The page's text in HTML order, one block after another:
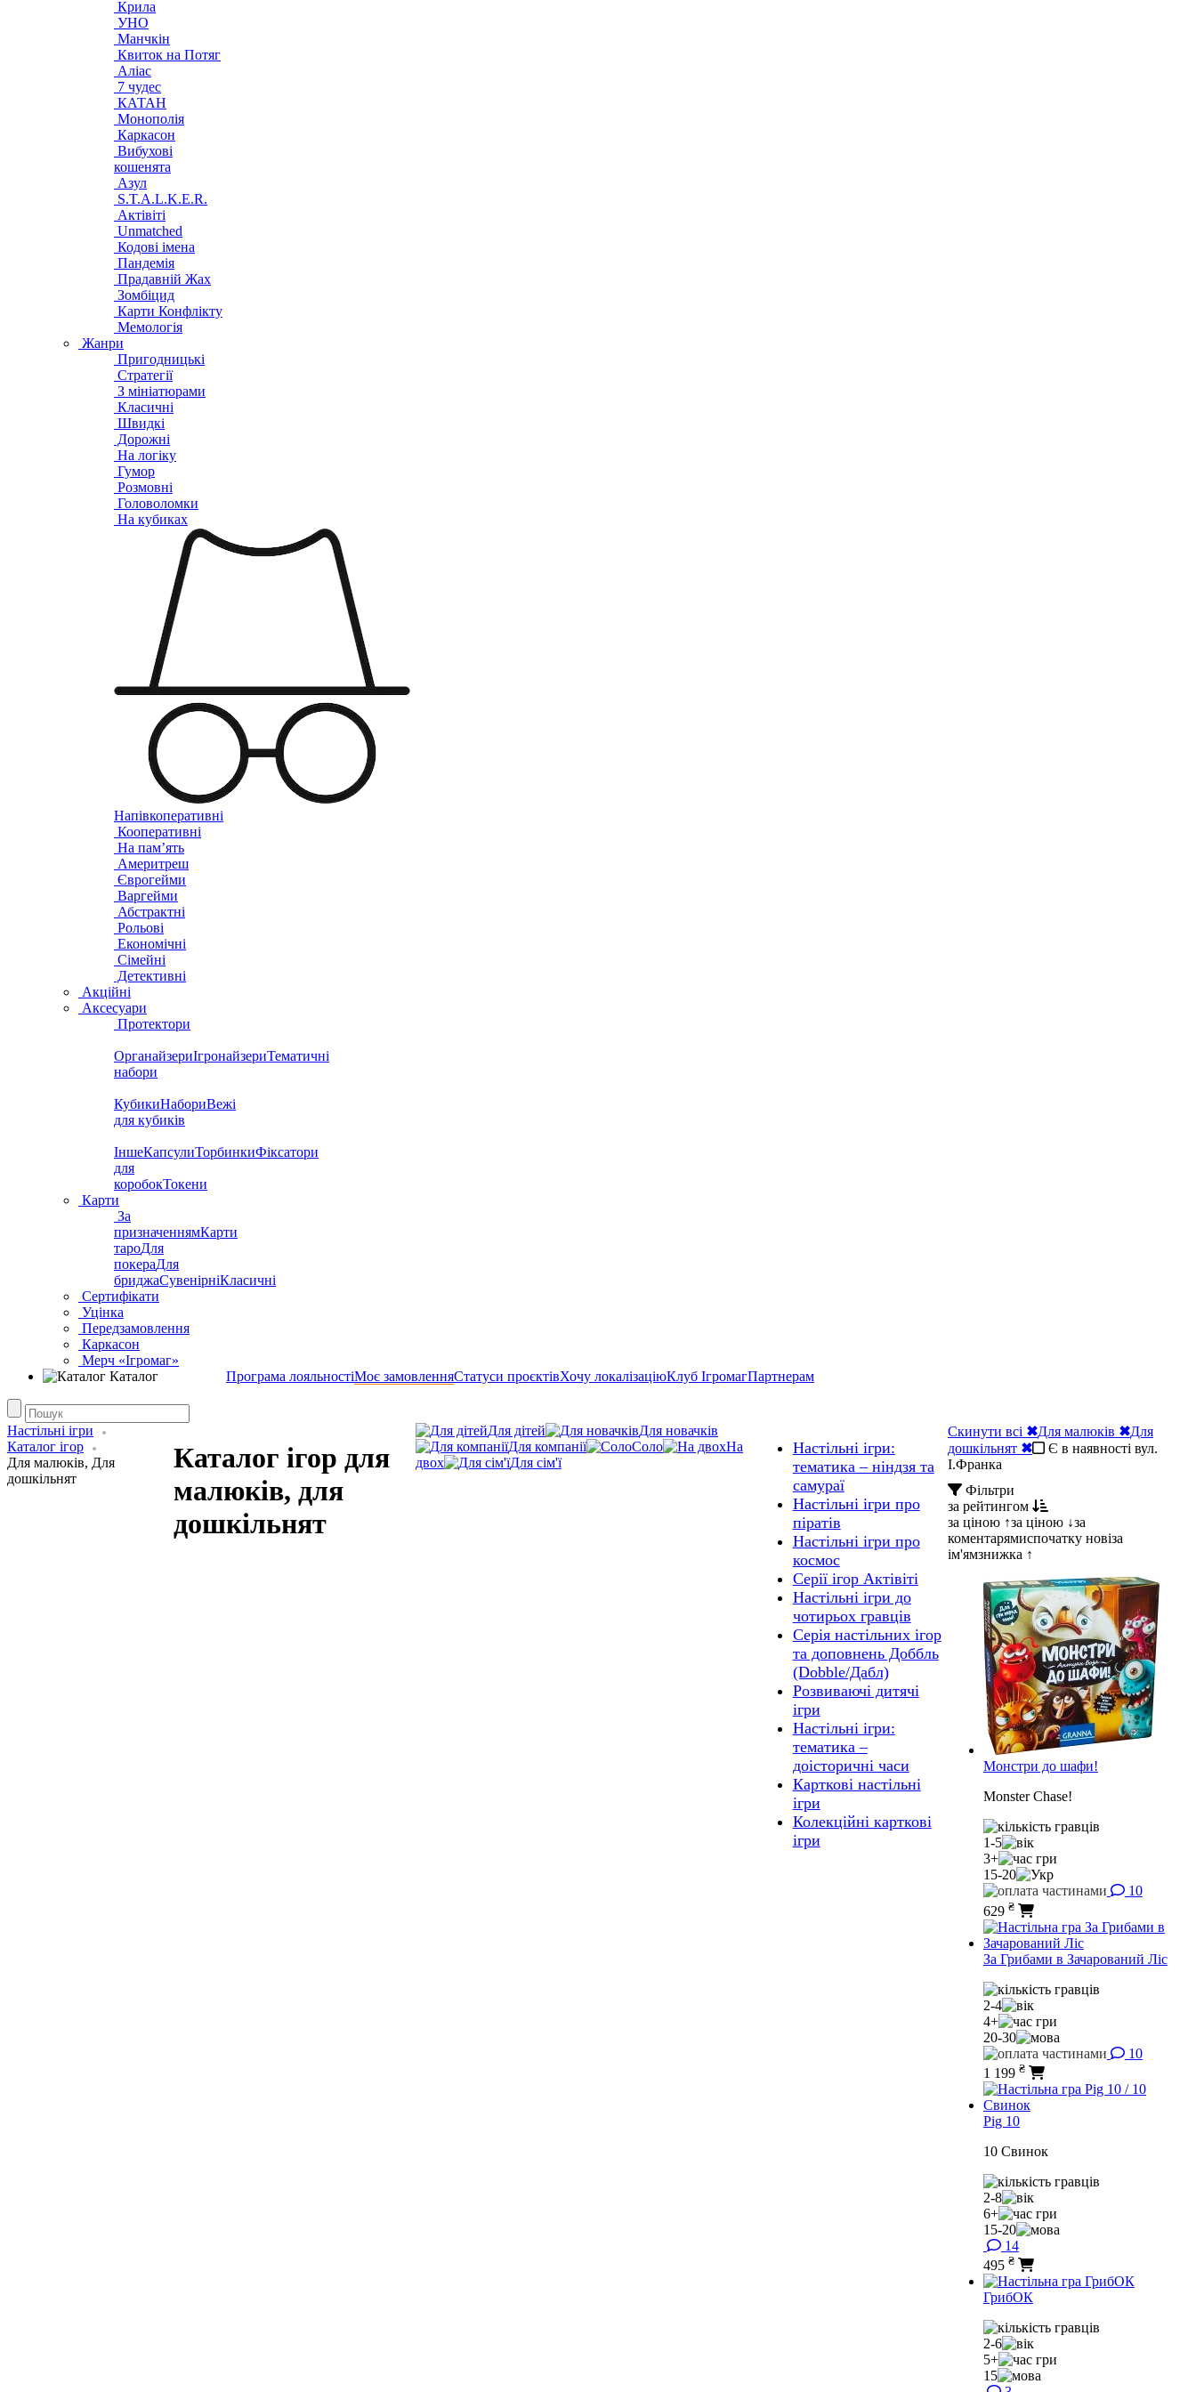
Крила
УНО
Манчкін
Квиток на Потяг
Аліас
7 чудес
КАТАН
Монополія
Каркасон
Вибухові
кошенята
Азул
S.T.A.L.K.E.R.
Актівіті
Unmatched
Кодові імена
Пандемія
Прадавній Жах
Зомбіцид
Карти Конфлікту
Мемологія
Жанри
Пригодницькі
Стратегії
З мініатюрами
Класичні
Швидкі
Дорожні
На логіку
Гумор
Розмовні
Головоломки
На кубиках
Напівкоперативні
Кооперативні
На пам’ять
Америтреш
Єврогейми
Варгейми
Абстрактні
Рольові
Економічні
Сімейні
Детективні
Акційні
Аксесуари
Протектори
ОрганайзериІгронайзериТематичні
набори
КубикиНабориВежі
для кубиків
ІншеКапсулиТорбинкиФіксатори
для
коробокТокени
Карти
За
призначеннямКарти
тароДля
покераДля
бриджаСувенірніКласичні
Сертифікати
Уцінка
Передзамовлення
Каркасон
Мерч «Ігромаг»
Каталог
Програма лояльностіМоє замовленняСтатуси проєктівХочу локалізаціюКлуб ІгромагПартнерам
Настільні ігри
Каталог ігор
Для малюків, Для
дошкільнят
Каталог ігор для
малюків, для
дошкільнят
Для дітей
Для новачків
Для компанії
Соло
На
двох
Для сім'ї
Настільні ігри:
тематика – ніндзя та
самураї
Настільні ігри про
піратів
Настільні ігри про
космос
Серії ігор Актівіті
Настільні ігри до
чотирьох гравців
Серія настільних ігор
та доповнень Доббль
(Dobble/Дабл)
Розвиваючі дитячі
ігри
Настільні ігри:
тематика –
доісторичні часи
Карткові настільні
ігри
Колекційні карткові
ігри
Скинути всі ✖Для малюків ✖Для
дошкільнят ✖
Є в наявності вул.
І.Франка
Фільтри
за рейтингом
за ціною ↑за ціною ↓за
коментарямиспочатку новіза
ім'ямзнижка ↑
Монстри до шафи!
Monster Chase!
1-5
3+
15-20
10
629 ₴
За Грибами в Зачарований Ліс
2-4
4+
20-30
10
1 199 ₴
Pig 10
10 Свинок
2-8
6+
15-20
14
495 ₴
ГрибОК
2-6
5+
15